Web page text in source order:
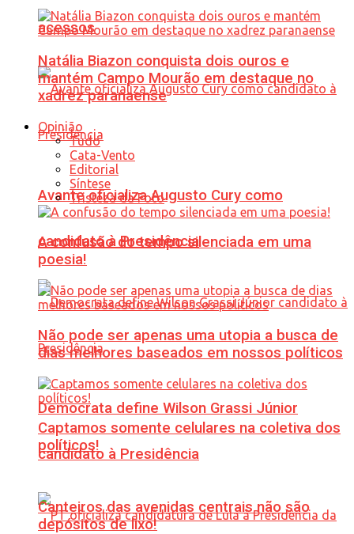
acessos
Avante oficializa Augusto Cury como
candidato à Presidência
Democrata define Wilson Grassi Júnior
candidato à Presidência
Natália Biazon conquista dois ouros e
mantém Campo Mourão em destaque no
xadrez paranaense
Opinião
Tudo
Cata-Vento
Editorial
Síntese
Tristeza da Foto
A confusão do tempo silenciada em uma
poesia!
Não pode ser apenas uma utopia a busca de
dias melhores baseados em nossos políticos
Captamos somente celulares na coletiva dos
políticos!
Canteiros das avenidas centrais não são
depósitos de lixo!